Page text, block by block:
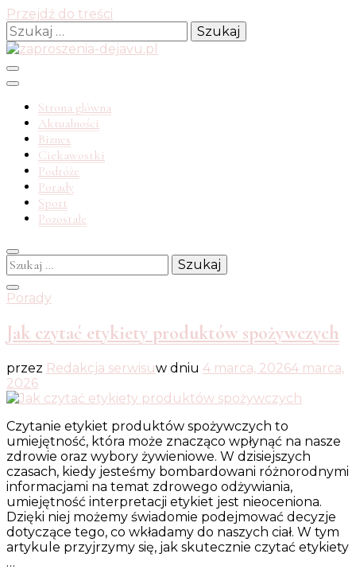
Przejdź do treści
Szukaj:
Strona główna
Aktualności
Biznes
Ciekawostki
Podróże
Porady
Sport
Pozostałe
Szukaj:
Porady
Jak czytać etykiety produktów spożywczych
przez Redakcja serwisuw dniu 4 marca, 20264 marca,
2026
Czytanie etykiet produktów spożywczych to
umiejętność, która może znacząco wpłynąć na nasze
zdrowie oraz wybory żywieniowe. W dzisiejszych
czasach, kiedy jesteśmy bombardowani różnorodnymi
informacjami na temat zdrowego odżywiania,
umiejętność interpretacji etykiet jest nieoceniona.
Dzięki niej możemy świadomie podejmować decyzje
dotyczące tego, co wkładamy do naszych ciał. W tym
artykule przyjrzymy się, jak skutecznie czytać etykiety
…